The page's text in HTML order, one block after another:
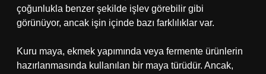
çoğunlukla benzer şekilde işlev görebilir gibi
görünüyor, ancak işin içinde bazı farklılıklar var.
Kuru maya, ekmek yapımında veya fermente ürünlerin
hazırlanmasında kullanılan bir maya türüdür. Ancak,